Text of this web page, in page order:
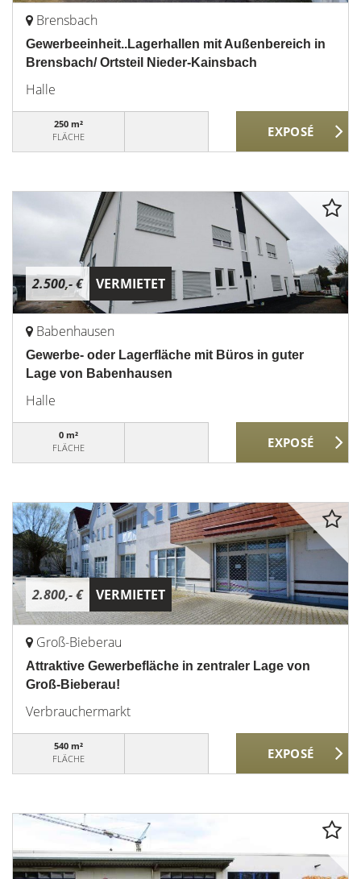
Brensbach
Gewerbeeinheit..Lagerhallen mit Außenbereich in
Brensbach/ Ortsteil Nieder-Kainsbach
Halle
250 m²
FLÄCHE
2.500,- € VERMIETET
Babenhausen
Gewerbe- oder Lagerfläche mit Büros in guter
Lage von Babenhausen
Halle
0 m²
FLÄCHE
2.800,- € VERMIETET
Groß-Bieberau
Attraktive Gewerbefläche in zentraler Lage von
Groß-Bieberau!
Verbrauchermarkt
540 m²
FLÄCHE